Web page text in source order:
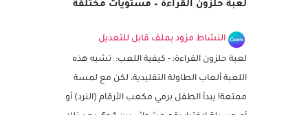
لعبة حلزون القراءة – مستويات مختلفة
النشاط مزود بملف قابل للتعديل
لعبة حلزون القراءة: - كيفية اللعب: تشبه هذه